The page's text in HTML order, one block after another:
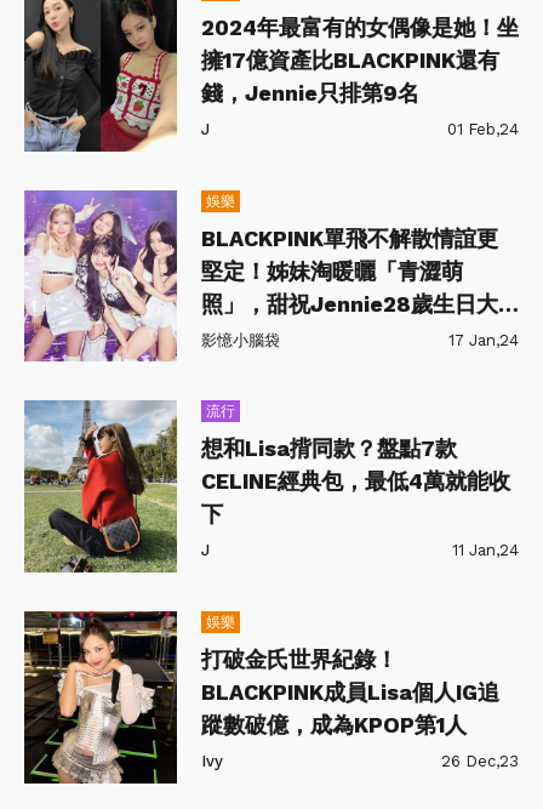
2024年最富有的女偶像是她！坐
擁17億資產比BLACKPINK還有
錢，Jennie只排第9名
J 01 Feb,24
娛樂
BLACKPINK單飛不解散情誼更
堅定！姊妹淘暖曬「青澀萌
照」，甜祝Jennie28歲生日大
快樂！
影憶小腦袋 17 Jan,24
流行
想和Lisa揹同款？盤點7款
CELINE經典包，最低4萬就能收
下
J 11 Jan,24
娛樂
打破金氏世界紀錄！
BLACKPINK成員Lisa個人IG追
蹤數破億，成為KPOP第1人
Ivy 26 Dec,23